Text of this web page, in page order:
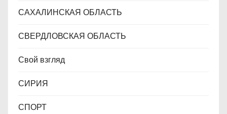
САХАЛИНСКАЯ ОБЛАСТЬ
СВЕРДЛОВСКАЯ ОБЛАСТЬ
Свой взгляд
СИРИЯ
СПОРТ